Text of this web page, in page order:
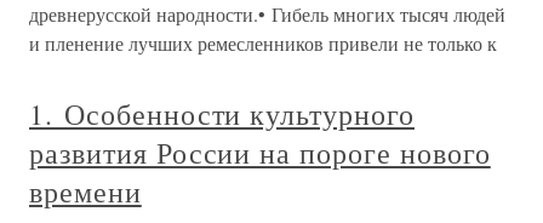
древнерусской народности.• Гибель многих тысяч людей
и пленение лучших ремесленников привели не только к
1. Особенности культурного
развития России на пороге нового
времени